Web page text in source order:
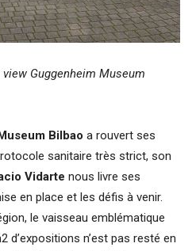
Guggenheim Museum
Bilbao a rouvert ses
sanitaire très strict, son
Vidarte nous livre ses
en place et les défis à venir.
le vaisseau emblématique
d’expositions n’est pas resté en